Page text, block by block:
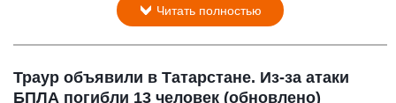
Читать полностью
Траур объявили в Татарстане. Из-за атаки
БПЛА погибли 13 человек (обновлено)